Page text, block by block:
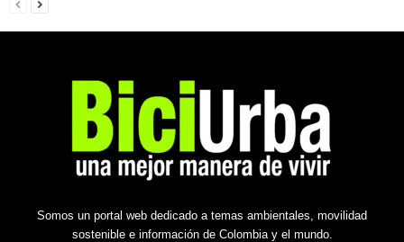
Somos un portal web dedicado a temas ambientales, movilidad
sostenible e información de Colombia y el mundo.